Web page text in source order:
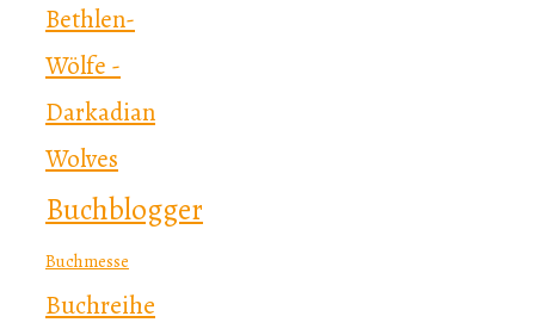
Bethlen-
Wölfe -
Darkadian
Wolves
Buchblogger
Buchmesse
Buchreihe